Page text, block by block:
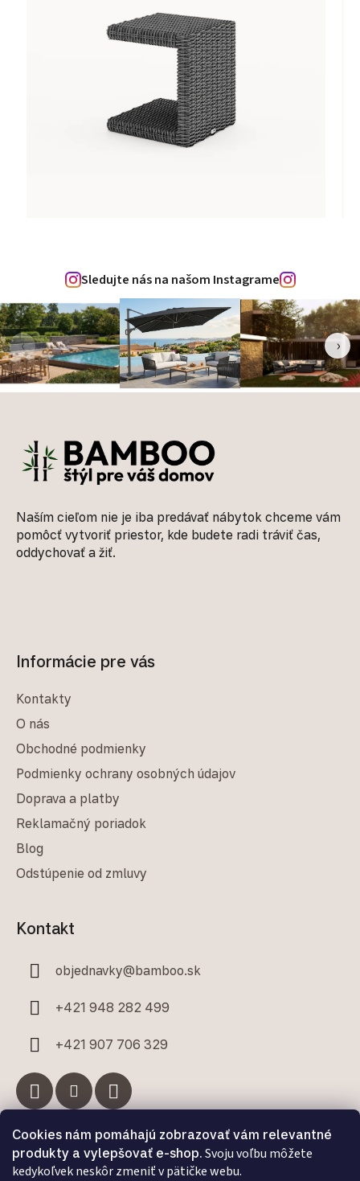
Cookies nám pomáhajú zobrazovať vám relevantné
produkty a vylepšovať e-shop. Svoju voľbu môžete
kedykoľvek neskôr zmeniť v pätičke webu.
Sledujte nás na našom Instagrame
‹ ›
Naším cieľom nie je iba predávať nábytok chceme vám
pomôcť vytvoriť priestor, kde budete radi tráviť čas,
oddychovať a žiť.
Informácie pre vás
Kontakty
O nás
Obchodné podmienky
Podmienky ochrany osobných údajov
Doprava a platby
Reklamačný poriadok
Blog
Odstúpenie od zmluvy
Kontakt
objednavky@bamboo.sk
+421 948 282 499
+421 907 706 329
Facebook